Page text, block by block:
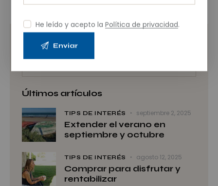
Buscar
Últimos artículos
TIPS DE INTERÉS septiembre 2, 2025
Extender el verano en
septiembre y octubre
TIPS DE INTERÉS agosto 12, 2025
Comprar para disfrutar y
rentabilizar
He leído y acepto la Política de privacidad.